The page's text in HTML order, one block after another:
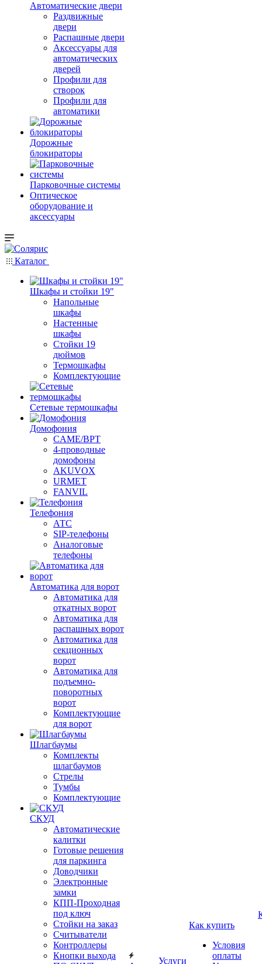
Автоматические двери
Раздвижные
двери
Распашные двери
Аксессуары для
автоматических
дверей
Профили для
створок
Профили для
автоматики
Дорожные
блокираторы
Парковочные системы
Оптическое
оборудование и
аксессуары
Каталог
Шкафы и стойки 19"
Напольные
шкафы
Настенные
шкафы
Стойки 19
дюймов
Термошкафы
Комплектующие
Сетевые термошкафы
Домофония
CAME/BPT
4-проводные
домофоны
AKUVOX
URMET
FANVIL
Телефония
АТС
SIP-телефоны
Аналоговые
телефоны
Автоматика для ворот
Автоматика для
откатных ворот
Автоматика для
распашных ворот
Автоматика для
секционных
ворот
Автоматика для
подъемно-
поворотных
ворот
Комплектующие
для ворот
Шлагбаумы
Комплекты
шлагбаумов
Стрелы
Тумбы
Комплектующие
СКУД
Автоматические
калитки
Готовые решения
для паркинга
Доводчики
Электронные
замки
КПП-Проходная
под ключ
Стойки на заказ
Считыватели
Контроллеры
Кнопки выхода
Услуги
Как купить
Условия
оплаты